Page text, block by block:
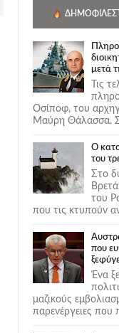
μετά
Τις
Οσίποφ, του
Μαύρη Θάλασσα.
Ο
του
Στο
του
που τις κτυπούν
που
Ένα
μαζικούς
παρενέργειες που